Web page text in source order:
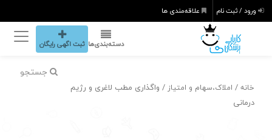
ورود / ثبت نام علاقه‌مندی ها
دسته‌بندی‌ها ثبت اگهی رایگان
جستجو
خانه / املاک،سهام و امتیاز / واگذاری مطب لاغری و رژیم
درمانی